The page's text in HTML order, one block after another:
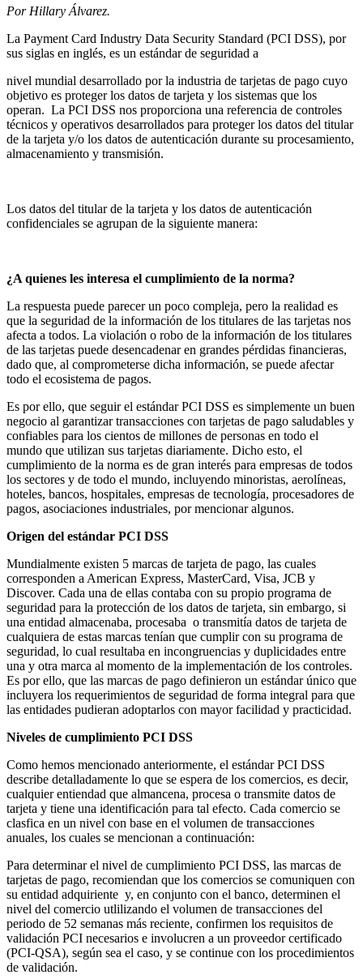
Por Hillary Álvarez.
La Payment Card Industry Data Security Standard (PCI DSS), por
sus siglas en inglés, es un estándar de seguridad a
nivel mundial desarrollado por la industria de tarjetas de pago cuyo
objetivo es proteger los datos de tarjeta y los sistemas que los
operan. La PCI DSS nos proporciona una referencia de controles
técnicos y operativos desarrollados para proteger los datos del titular
de la tarjeta y/o los datos de autenticación durante su procesamiento,
almacenamiento y transmisión.
Los datos del titular de la tarjeta y los datos de autenticación
confidenciales se agrupan de la siguiente manera:
¿A quienes les interesa el cumplimiento de la norma?
La respuesta puede parecer un poco compleja, pero la realidad es
que la seguridad de la información de los titulares de las tarjetas nos
afecta a todos. La violación o robo de la información de los titulares
de las tarjetas puede desencadenar en grandes pérdidas financieras,
dado que, al comprometerse dicha información, se puede afectar
todo el ecosistema de pagos.
Es por ello, que seguir el estándar PCI DSS es simplemente un buen
negocio al garantizar transacciones con tarjetas de pago saludables y
confiables para los cientos de millones de personas en todo el
mundo que utilizan sus tarjetas diariamente. Dicho esto, el
cumplimiento de la norma es de gran interés para empresas de todos
los sectores y de todo el mundo, incluyendo minoristas, aerolíneas,
hoteles, bancos, hospitales, empresas de tecnología, procesadores de
pagos, asociaciones industriales, por mencionar algunos.
Origen del estándar PCI DSS
Mundialmente existen 5 marcas de tarjeta de pago, las cuales
corresponden a American Express, MasterCard, Visa, JCB y
Discover. Cada una de ellas contaba con su propio programa de
seguridad para la protección de los datos de tarjeta, sin embargo, si
una entidad almacenaba, procesaba o transmitía datos de tarjeta de
cualquiera de estas marcas tenían que cumplir con su programa de
seguridad, lo cual resultaba en incongruencias y duplicidades entre
una y otra marca al momento de la implementación de los controles.
Es por ello, que las marcas de pago definieron un estándar único que
incluyera los requerimientos de seguridad de forma integral para que
las entidades pudieran adoptarlos con mayor facilidad y practicidad.
Niveles de cumplimiento PCI DSS
Como hemos mencionado anteriormente, el estándar PCI DSS
describe detalladamente lo que se espera de los comercios, es decir,
cualquier entiendad que almancena, procesa o transmite datos de
tarjeta y tiene una identificación para tal efecto. Cada comercio se
clasfica en un nivel con base en el volumen de transacciones
anuales, los cuales se mencionan a continuación:
Para determinar el nivel de cumplimiento PCI DSS, las marcas de
tarjetas de pago, recomiendan que los comercios se comuniquen con
su entidad adquiriente y, en conjunto con el banco, determinen el
nivel del comercio utlilizando el volumen de transacciones del
periodo de 52 semanas más reciente, confirmen los requisitos de
validación PCI necesarios e involucren a un proveedor certificado
(PCI-QSA), según sea el caso, y se continue con los procedimientos
de validación.